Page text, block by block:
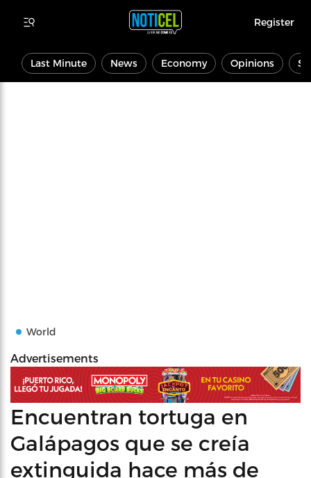
Register
Last Minute News Economy Opinions
World
Advertisements
Encuentran tortuga en
Galápagos que se creía
extinguida hace más de